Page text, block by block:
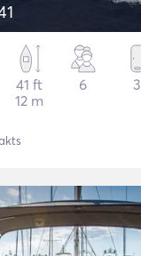
41 ft
12 m
6 3